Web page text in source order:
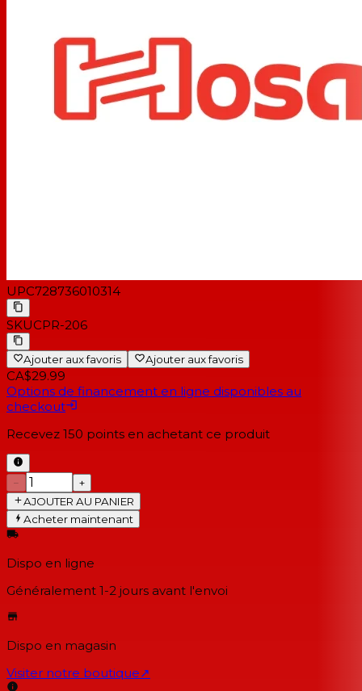
UPC728736010314
SKUCPR-206
Ajouter aux favoris Ajouter aux favoris
CA$29.99
Options de financement en ligne disponibles au
checkout
Recevez 150 points en achetant ce produit
−
+
AJOUTER AU PANIER
Acheter maintenant
Dispo en ligne
Généralement 1-2 jours avant l'envoi
Dispo en magasin
Visiter notre boutique↗